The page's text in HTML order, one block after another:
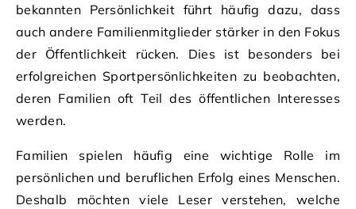
bekannten Persönlichkeit führt häufig dazu, dass
auch andere Familienmitglieder stärker in den Fokus
der Öffentlichkeit rücken. Dies ist besonders bei
erfolgreichen Sportpersönlichkeiten zu beobachten,
deren Familien oft Teil des öffentlichen Interesses
werden.
Familien spielen häufig eine wichtige Rolle im
persönlichen und beruflichen Erfolg eines Menschen.
Deshalb möchten viele Leser verstehen, welche